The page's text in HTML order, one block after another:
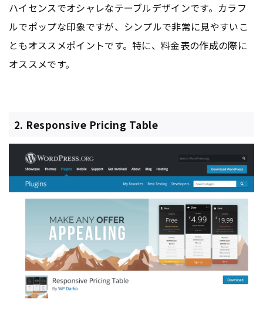
ハイセンスでオシャレなテーブルデザインです。カラフ
ルでポップな印象ですが、シンプルで非常に見やすいこ
ともオススメポイントです。特に、料金表の作成の際に
オススメです。
2. Responsive Pricing Table